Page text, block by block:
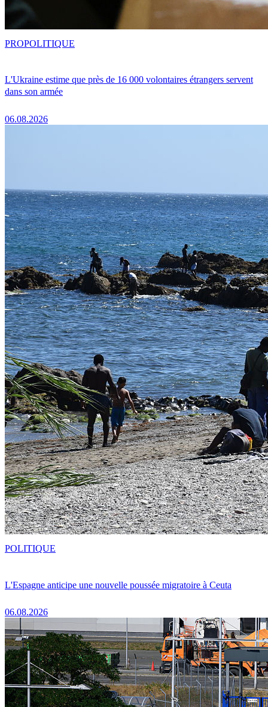
L'Ukraine estime que près de 16 000 volontaires étrangers servent
dans son armée
06.08.2026
PROPOLITIQUE
L'Espagne anticipe une nouvelle poussée migratoire à Ceuta
06.08.2026
POLITIQUE